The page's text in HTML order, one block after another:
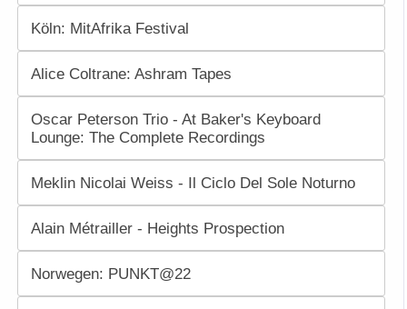
Köln: MitAfrika Festival
Alice Coltrane: Ashram Tapes
Oscar Peterson Trio - At Baker's Keyboard
Lounge: The Complete Recordings
Meklin Nicolai Weiss - Il Ciclo Del Sole Noturno
Alain Métrailler - Heights Prospection
Norwegen: PUNKT@22